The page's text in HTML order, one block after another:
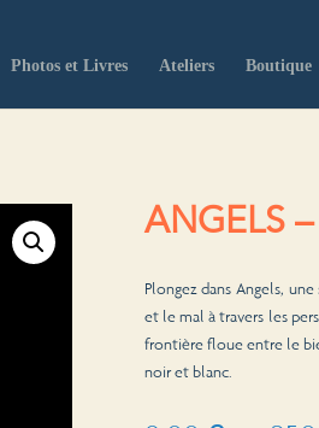
Photos et Livres Ateliers Boutique
ANGELS
Plongez dans Angels,
et le mal à travers les
frontière floue entre le
noir et blanc.